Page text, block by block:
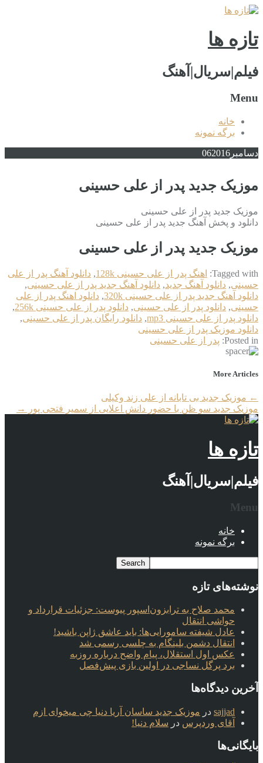
تازه ها
فیلم|سریال|آهنگ
Menu
خانه
برگه نمونه
دسامبر 062016
موزیک جدید پدر از علی حسینی
موزیک جدید پدر از علی حسینی
دانلود و پخش آهنگ جدید پدر از علی حسینی
موزیک جدید پدر از علی حسینی
Tagged with: اهنگ پدر از علی حسینی 128k , دانلود آهنگ پدر از علی
حسینی, دانلود آهنگ جدید, دانلود آهنگ جدید پدر از علی حسینی,
دانلود آهنگ جدید پدر از علی حسینی 320k
, دانلود اهنگ پدر از علی
حسینی, دانلود پدر از علی حسینی, دانلود پدر از علی حسینی 256k
,
دانلود پدر از علی حسینی mp3
, دانلود رایگان پدر از علی حسینی,
دانلود موزیک پدر از علی حسینی
Posted in: پدر از علی حسینی
More Articles
← موزیک جدید بی تابانه از علی زند وکیلی
موزیک جدید سو ظن با حضور دانش اعلایی از سمیر فتحی پور
→
تازه ها
فیلم|سریال|آهنگ
Menu
خانه
برگه نمونه
نوشته‌های تازه
محمد صلاح به ترابزون‌اسپور پیوست: جزئیات قرارداد و
حواشی انتقال
عادل شیفته سامورایی‌ها: باید عاشق ژاپن باشید!
انتقال دشمن بلینگام به چلسی رسمی شد
عکس اول استقلال، پیام واضح درباره روزبه
برد پرگل نساجی در اولین بازی پیش‌فصل
آخرین دیدگاه‌ها
sajjad در موزیک جدید ساسان آریا دنیا چی میخوای ازم
آقای وردپرس در سلام دنیا!
بایگانی‌ها